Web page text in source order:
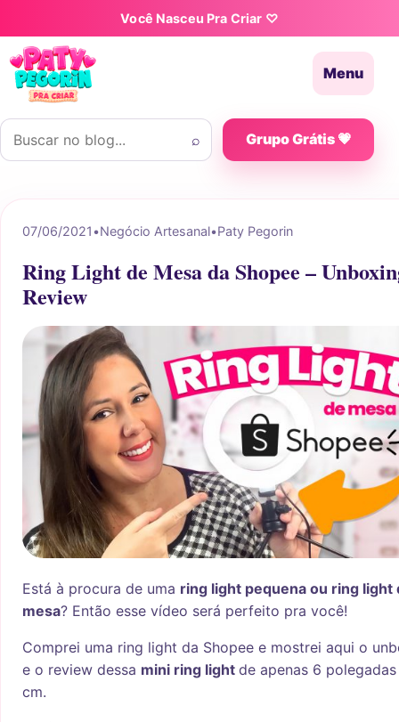
Pular para o conteúdoVocê Nasceu Pra Criar ♡
Menu
Buscar por:
⌕ Grupo Grátis 💗
07/06/2021 •Negócio Artesanal•Paty Pegorin
Ring Light de Mesa da Shopee –
Review
Está à procura de uma ring light pequena ou ring light
mesa? Então esse vídeo será perfeito pra você!
Comprei uma ring light da Shopee e mostrei aqui o
e o review dessa mini ring light de apenas 6
cm.